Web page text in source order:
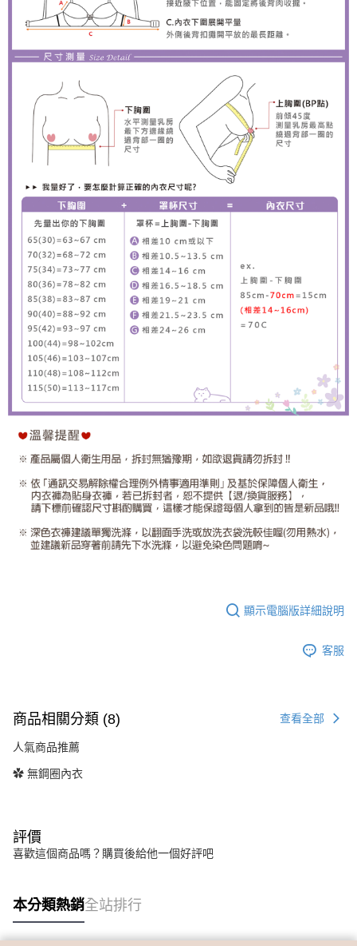
顯示電腦版詳細說明
客服
商品相關分類 (8) 查看全部
人氣商品推薦
✿ 無鋼圈內衣
評價
喜歡這個商品嗎？購買後給他一個好評吧
本分類熱銷全站排行